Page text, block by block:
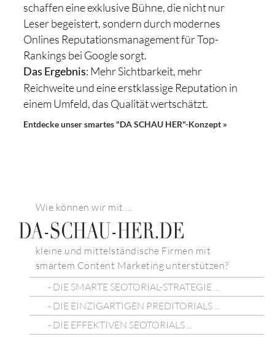
schaffen eine exklusive Bühne, die nicht nur
Leser begeistert, sondern durch modernes
Onlines Reputationsmanagement für Top-
Rankings bei Google sorgt.
Das Ergebnis: Mehr Sichtbarkeit, mehr
Reichweite und eine erstklassige Reputation in
einem Umfeld, das Qualität wertschätzt.
Entdecke unser smartes "DA SCHAU HER"-Konzept »
Wie können wir mit ...
kleine und mittelständische Firmen mit
smartem Content Marketing unterstützen?
- DIE SMARTE SEOTORIAL-STRATEGIE ...
- DIE EINZIGARTIGEN PREDITORIALS ...
- DIE EFFEKTIVEN SEOTORIALS ...